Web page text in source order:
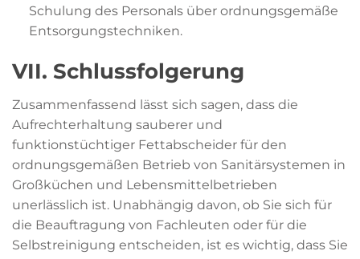
Schulung des Personals über ordnungsgemäße
Entsorgungstechniken.
VII. Schlussfolgerung
Zusammenfassend lässt sich sagen, dass die
Aufrechterhaltung sauberer und
funktionstüchtiger Fettabscheider für den
ordnungsgemäßen Betrieb von Sanitärsystemen in
Großküchen und Lebensmittelbetrieben
unerlässlich ist. Unabhängig davon, ob Sie sich für
die Beauftragung von Fachleuten oder für die
Selbstreinigung entscheiden, ist es wichtig, dass Sie